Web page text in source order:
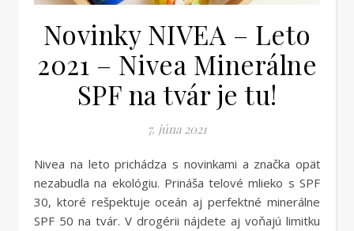
Novinky NIVEA – Leto
2021 – Nivea Minerálne
SPF na tvár je tu!
7. júna 2021
Nivea na leto prichádza s novinkami a značka opäť
nezabudla na ekológiu. Prináša telové mlieko s SPF
30, ktoré rešpektuje oceán aj perfektné minerálne
SPF 50 na tvár. V drogérii nájdete aj voňajú limitku